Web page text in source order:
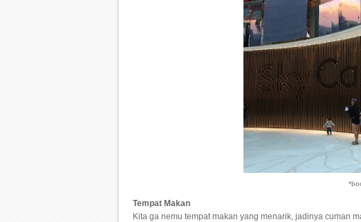
Tempat Makan
Kita ga nemu tempat makan yang menarik, jadinya cuman